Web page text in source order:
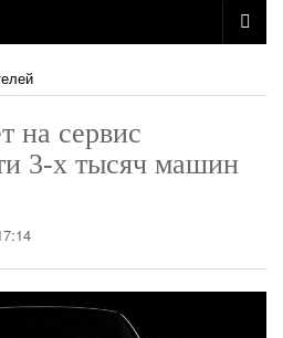
на сервис
3-х тысяч машин